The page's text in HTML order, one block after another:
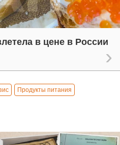
в цене в России
Продукты питания